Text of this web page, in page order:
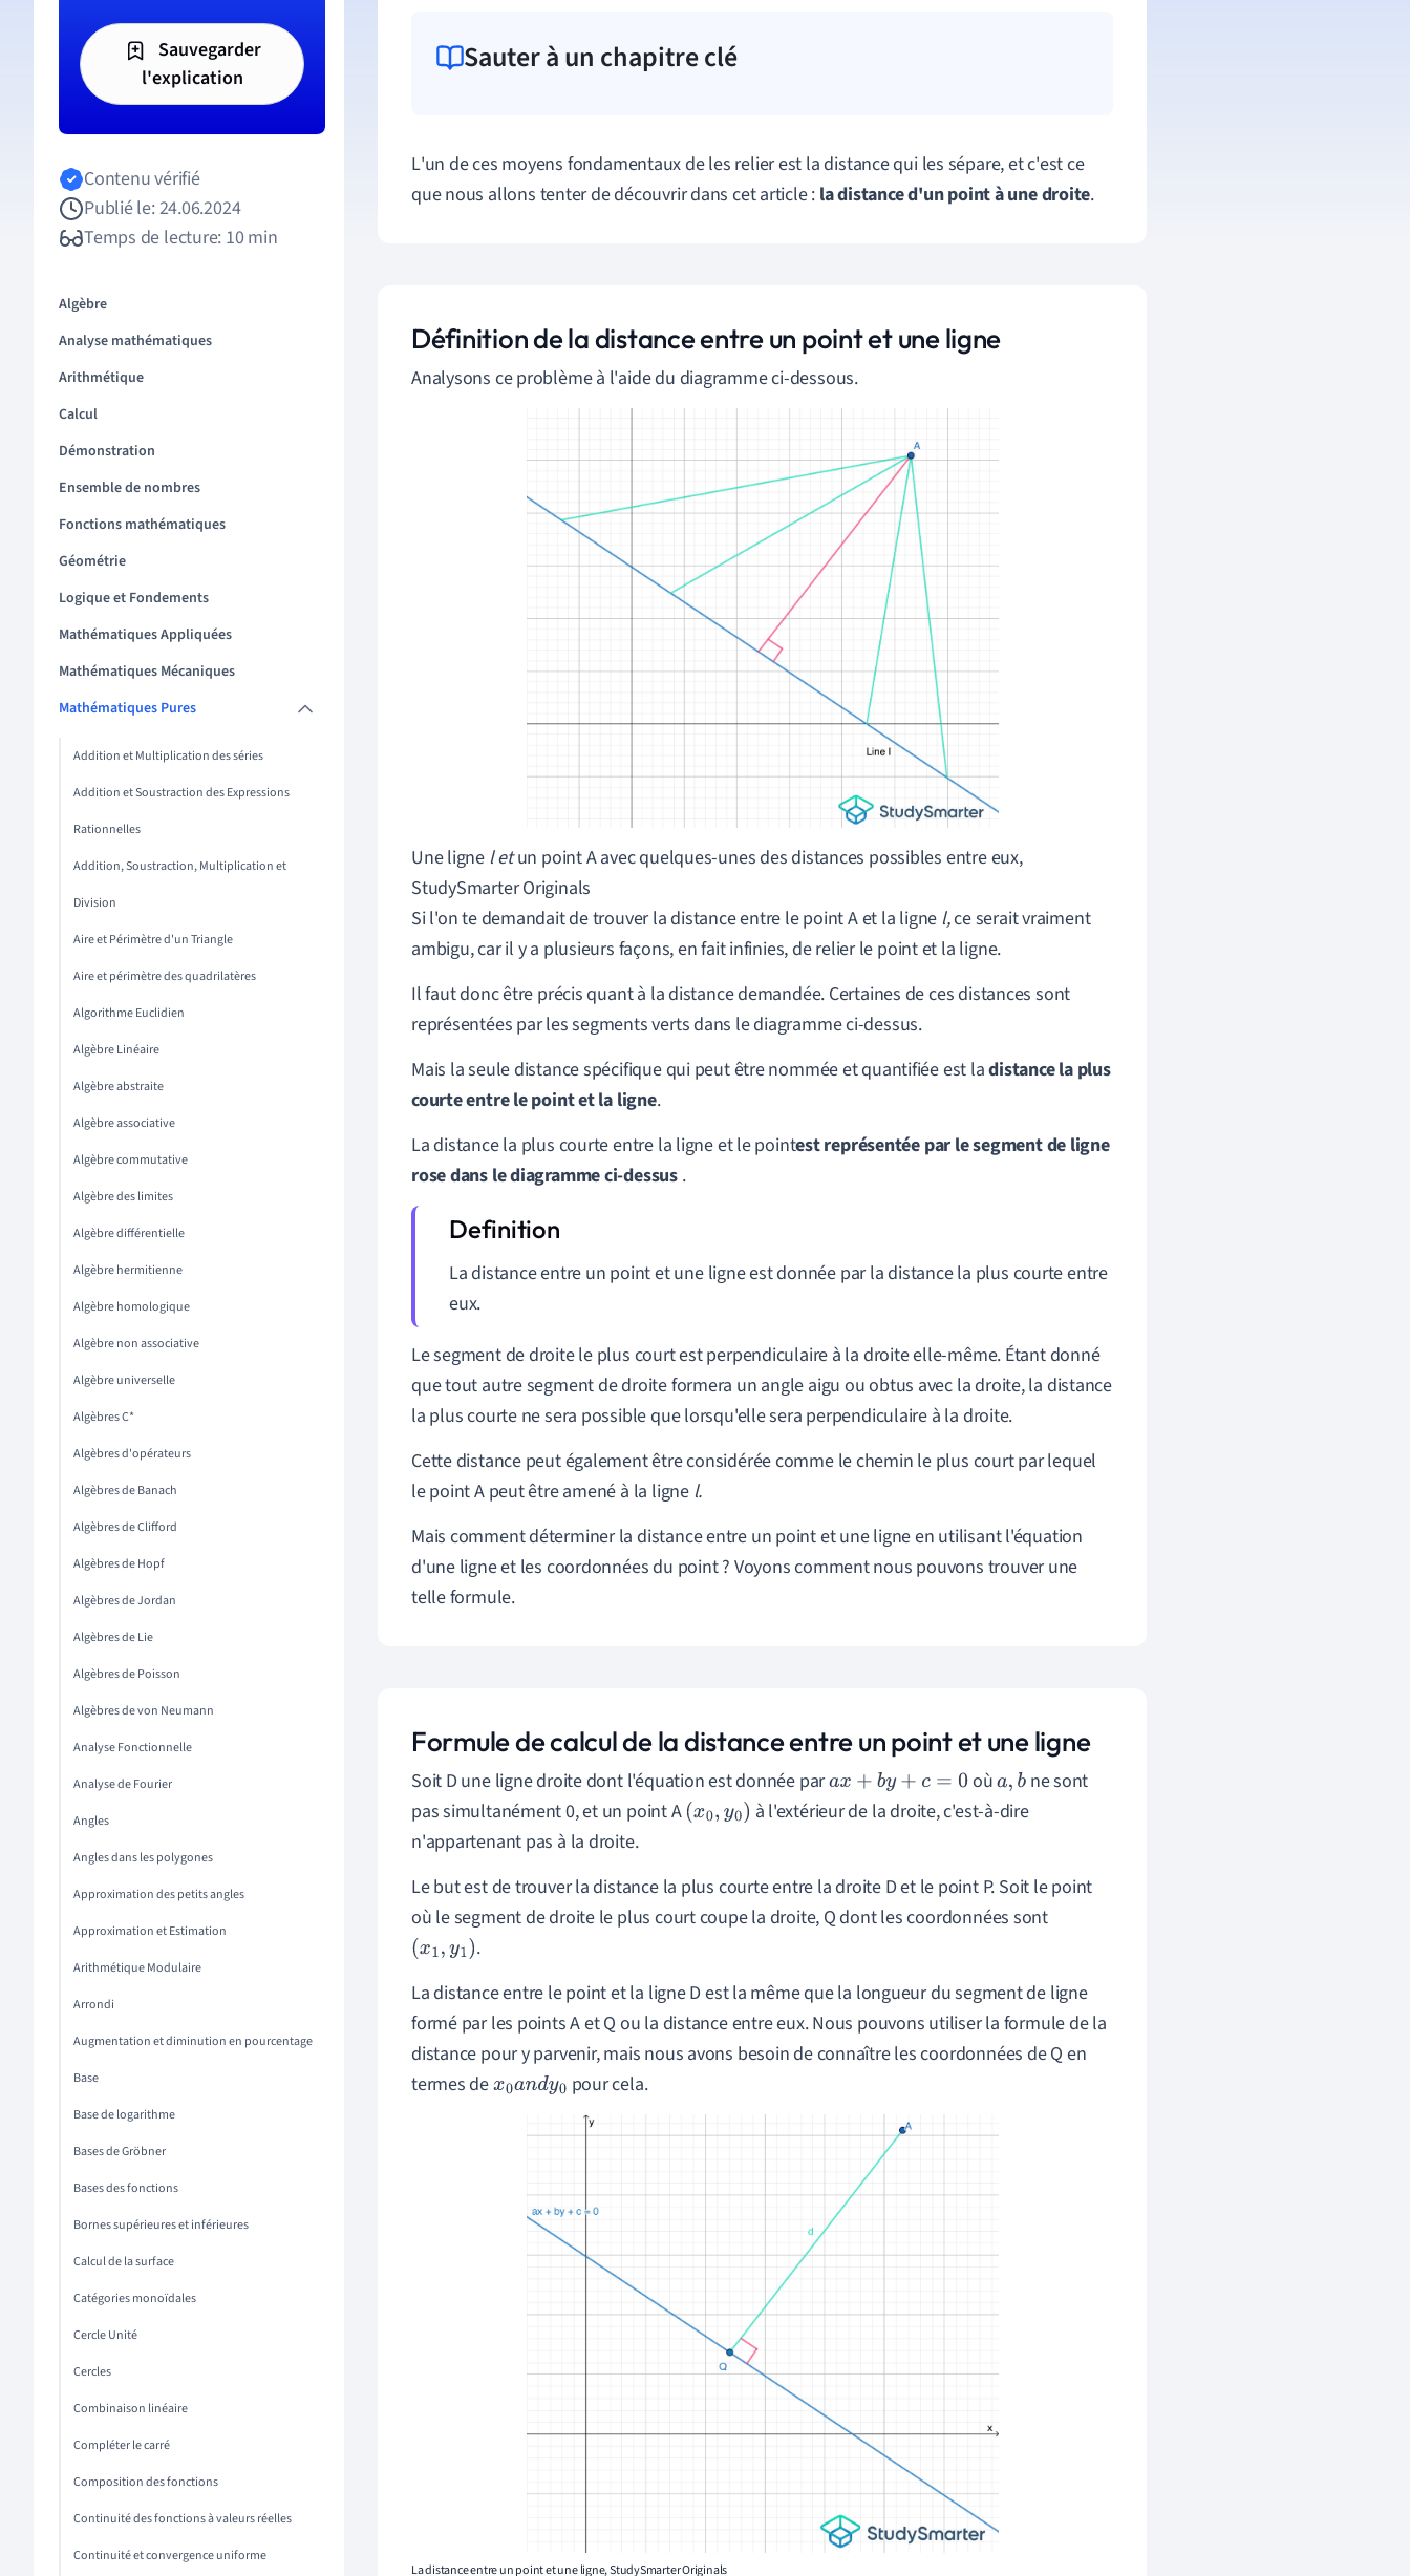
Sauvegarder
l'explication
Contenu vérifié
Publié le: 24.06.2024
Temps de lecture: 10 min
Algèbre
Analyse mathématiques
Arithmétique
Calcul
Démonstration
Ensemble de nombres
Fonctions mathématiques
Géométrie
Logique et Fondements
Mathématiques Appliquées
Mathématiques Mécaniques
Mathématiques Pures
Addition et Multiplication des séries
Addition et Soustraction des Expressions
Rationnelles
Addition, Soustraction, Multiplication et
Division
Aire et Périmètre d'un Triangle
Aire et périmètre des quadrilatères
Algorithme Euclidien
Algèbre Linéaire
Algèbre abstraite
Algèbre associative
Algèbre commutative
Algèbre des limites
Algèbre différentielle
Algèbre hermitienne
Algèbre homologique
Algèbre non associative
Algèbre universelle
Algèbres C*
Algèbres d'opérateurs
Algèbres de Banach
Algèbres de Clifford
Algèbres de Hopf
Algèbres de Jordan
Algèbres de Lie
Algèbres de Poisson
Algèbres de von Neumann
Analyse Fonctionnelle
Analyse de Fourier
Angles
Angles dans les polygones
Approximation des petits angles
Approximation et Estimation
Arithmétique Modulaire
Arrondi
Augmentation et diminution en pourcentage
Base
Base de logarithme
Bases de Gröbner
Bases des fonctions
Bornes supérieures et inférieures
Calcul de la surface
Catégories monoïdales
Cercle Unité
Cercles
Combinaison linéaire
Compléter le carré
Composition des fonctions
Continuité des fonctions à valeurs réelles
Continuité et convergence uniforme
Sauter à un chapitre clé
L'un deces moyens fondamentauxdeles relierest ladistancequi les sépare,etc'estce
quenous allons tenterdedécouvrirdans cetarticle: la distance d'un point à une droite.
Définition de la distance entre un point et une ligne
Analysons ce problème à l'aide du diagramme ci-dessous.
Une ligne l etun point A avec quelques-unes des distances possibles entre eux,
StudySmarter Originals
Si l'on te demandait de trouver la distance entre le point A et la ligne l,ce serait vraiment
ambigu, car il y a plusieurs façons, en fait infinies, de relier le point et la ligne.
Il faut donc être précis quant à la distance demandée. Certaines de ces distances sont
représentées par les segments verts dans le diagramme ci-dessus.
Mais la seule distance spécifique qui peut être nommée et quantifiée est ladistance la plus
courte entre le point et la ligne.
La distance la plus courte entre la ligne et le pointest représentée par le segment de ligne
rose dans le diagramme ci-dessus .
La distance entre un point et une ligne est donnée par la distance la plus courte entre
eux.
Le segment de droite le plus court est perpendiculaire à la droite elle-même. Étant donné
que tout autre segment de droite formera un angle aigu ou obtus avec la droite, la distance
la plus courte ne sera possible que lorsqu'elle sera perpendiculaire à la droite.
Cette distance peut également être considérée comme le chemin le plus court par lequel
le point A peut être amené à la ligne l.
Mais comment déterminer la distance entre un point et une ligne en utilisant l'équation
d'une ligne et les coordonnées du point ? Voyons comment nous pouvons trouver une
telle formule.
Formule de calcul de la distance entre un point et une ligne
Soit D une ligne droite dont l'équation est donnée parax+ by +c=0 oùa,b ne sont
pas simultanément 0, et un point A x0,y0
à l'extérieur de la droite, c'est-à-dire
n'appartenant pas à la droite.
Le but est de trouver la distance la plus courte entre la droite D et le point P. Soit le point
où le segment de droite le plus court coupe la droite, Q dont les coordonnées sont
x1,y1
.
La distance entre le point et la ligne D est la même que la longueur du segment de ligne
formé par les points A et Q ou la distance entre eux. Nous pouvons utiliser la formule de la
distance pour y parvenir, mais nous avons besoin de connaître les coordonnées de Q en
termes dex0andy0 pour cela.
La distance entre un point et une ligne, StudySmarter Originals